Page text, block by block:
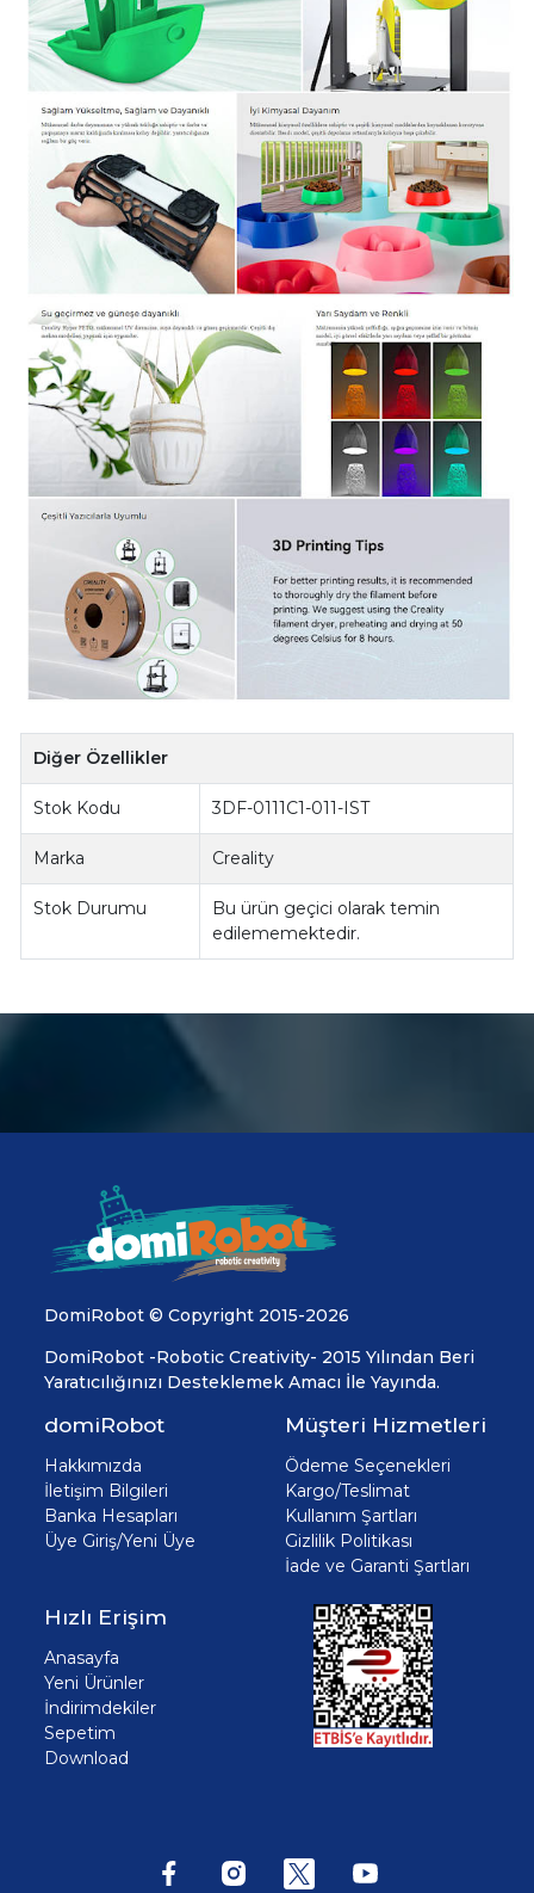
Diğer Özellikler
Stok Kodu 3DF-0111C1-011-IST
Marka Creality
Stok Durumu
Bu ürün geçici olarak temin
edilememektedir.
DomiRobot © Copyright 2015-2026
DomiRobot -Robotic Creativity- 2015 Yılından Beri
Yaratıcılığınızı Desteklemek Amacı İle Yayında.
domiRobot
Hakkımızda
İletişim Bilgileri
Banka Hesapları
Üye Giriş/Yeni Üye
Müşteri Hizmetleri
Ödeme Seçenekleri
Kargo/Teslimat
Kullanım Şartları
Gizlilik Politikası
İade ve Garanti Şartları
Hızlı Erişim
Anasayfa
Yeni Ürünler
İndirimdekiler
Sepetim
Download